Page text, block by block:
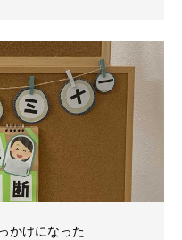
かけになった